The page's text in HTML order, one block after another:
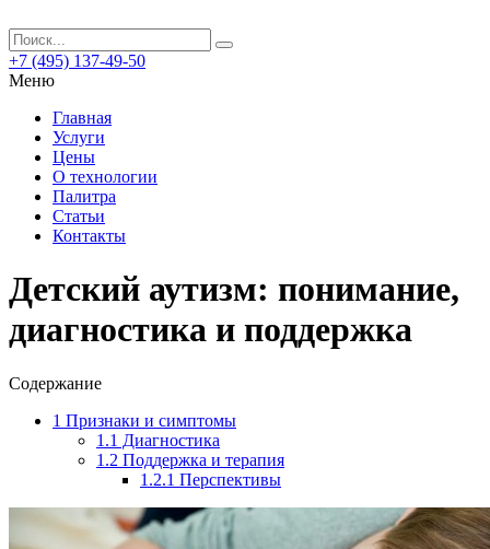
+7 (495) 137-49-50
Меню
Главная
Услуги
Цены
О технологии
Палитра
Статьи
Контакты
Детский аутизм: понимание,
диагностика и поддержка
Содержание
1 Признаки и симптомы
1.1 Диагностика
1.2 Поддержка и терапия
1.2.1 Перспективы